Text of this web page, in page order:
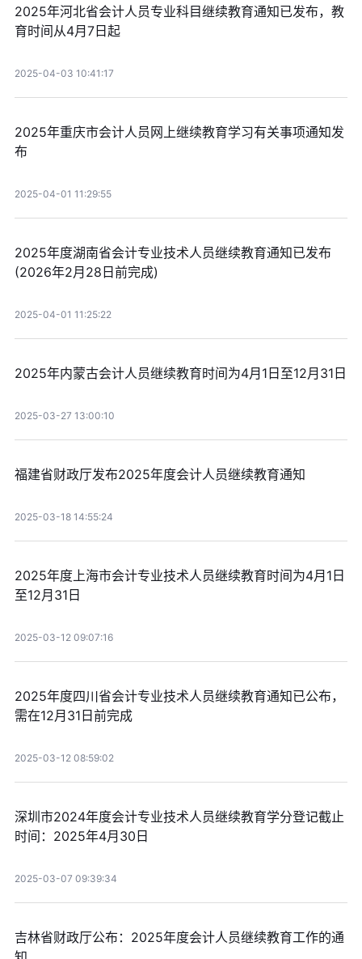
2025年河北省会计人员专业科目继续教育通知已发布，教
育时间从4月7日起
2025-04-03 10:41:17
2025年重庆市会计人员网上继续教育学习有关事项通知发
布
2025-04-01 11:29:55
2025年度湖南省会计专业技术人员继续教育通知已发布
(2026年2月28日前完成)
2025-04-01 11:25:22
2025年内蒙古会计人员继续教育时间为4月1日至12月31日
2025-03-27 13:00:10
福建省财政厅发布2025年度会计人员继续教育通知
2025-03-18 14:55:24
2025年度上海市会计专业技术人员继续教育时间为4月1日
至12月31日
2025-03-12 09:07:16
2025年度四川省会计专业技术人员继续教育通知已公布，
需在12月31日前完成
2025-03-12 08:59:02
深圳市2024年度会计专业技术人员继续教育学分登记截止
时间：2025年4月30日
2025-03-07 09:39:34
吉林省财政厅公布：2025年度会计人员继续教育工作的通